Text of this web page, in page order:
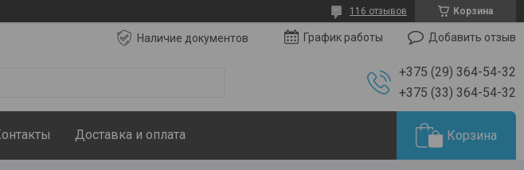
Корзина
116 отзывов
Наличие документов График работы Добавить отзыв
+375 (29) 364-54-32
+375 (33) 364-54-32
Доставка и оплата Корзина